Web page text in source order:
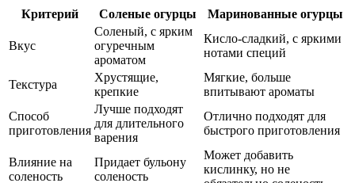
Критерий Соленые огурцы Маринованные огурцы
Вкус
Соленый, с ярким
огуречным
ароматом
Кисло-сладкий, с яркими
нотами специй
Текстура
Хрустящие,
крепкие
Мягкие, больше
впитывают ароматы
Способ
приготовления
Лучше подходят
для длительного
варения
Отлично подходят для
быстрого приготовления
Влияние на
соленость
Придает бульону
соленость
Может добавить
кислинку, но не